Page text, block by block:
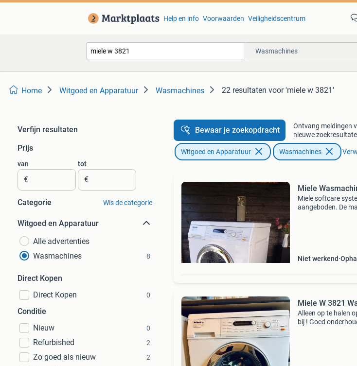
Help en info Voorwaarden Veiligheidscentrum
Wasmachines
Home Witgoed en Apparatuur Wasmachines 22 resultaten voor 'miele w 3821'
Verfijn resultaten
Prijs
van
€
tot
€
Categorie Wis de categorie
Witgoed en Apparatuur
Alle advertenties
Wasmachines
8
Direct Kopen
Direct Kopen
0
Conditie
Nieuw
0
Refurbished 2
Zo goed als nieuw 2
Bewaar je zoekopdracht
Ontvang meldingen
nieuwe
Witgoed en Apparatuur Wasmachines
Miele
Miele softcare
aangeboden. De
Niet werkend
Miele W 3821
Alleen op te halen
bij ! Goed